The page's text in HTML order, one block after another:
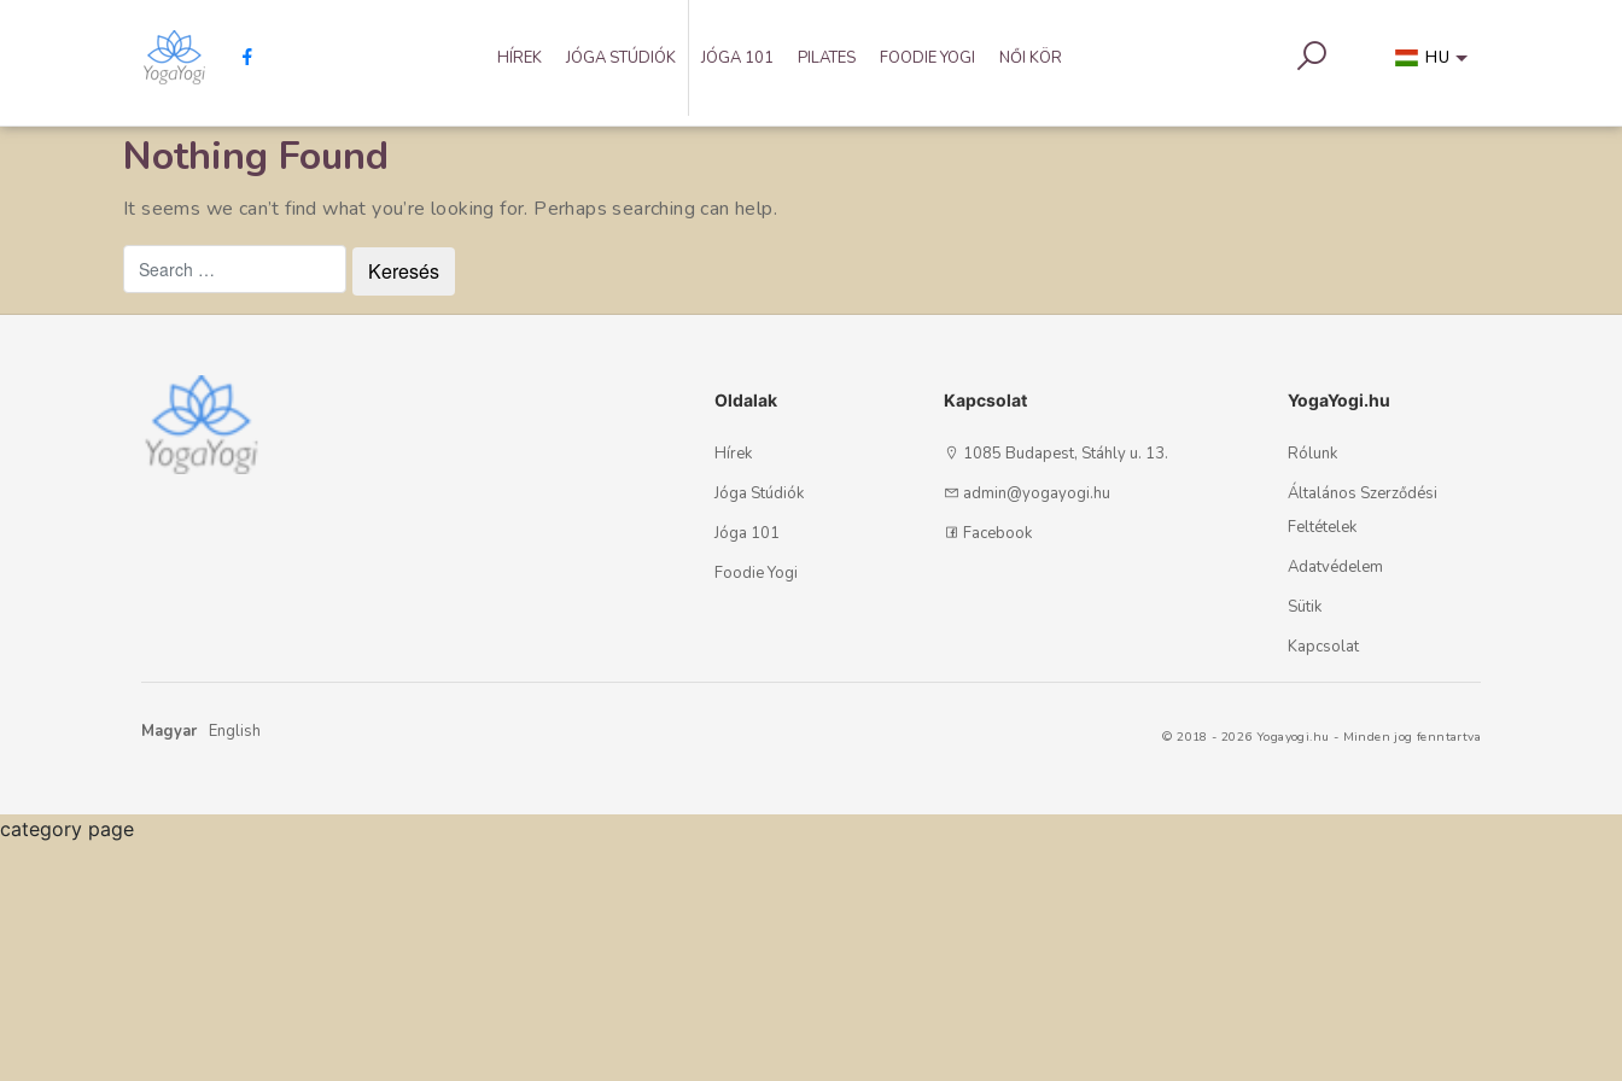
HU
HÍREK JÓGA STÚDIÓK JÓGA 101 PILATES FOODIE YOGI NŐI KÖR
Nothing Found
It seems we can’t find what you’re looking for. Perhaps searching can help.
Oldalak
Hírek
Jóga Stúdiók
Jóga 101
Foodie Yogi
Kapcsolat
1085 Budapest, Stáhly u. 13.
admin@yogayogi.hu
Facebook
YogaYogi.hu
Rólunk
Általános Szerződési
Feltételek
Adatvédelem
Sütik
Kapcsolat
Magyar English © 2018 - 2026 Yogayogi.hu - Minden jog fenntartva
category page